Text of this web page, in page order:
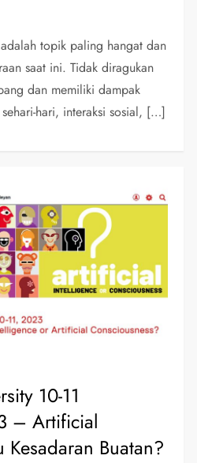
topik paling hangat dan
saat ini. Tidak diragukan
dan memiliki dampak
hari, interaksi sosial, […]
10-11
– Artificial
Buatan?